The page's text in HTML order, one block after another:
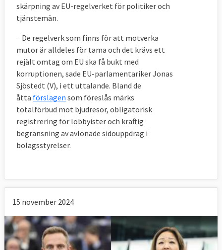
skärpning av EU-regelverket för politiker och
tjänstemän.
− De regelverk som finns för att motverka
mutor är alldeles för tama och det krävs ett
rejält omtag om EU ska få bukt med
korruptionen, sade EU-parlamentariker Jonas
Sjöstedt (V), i ett uttalande. Bland de
åtta förslagen som föreslås märks
totalförbud mot bjudresor, obligatorisk
registrering för lobbyister och kraftig
begränsning av avlönade sidouppdrag i
bolagsstyrelser.
15 november 2024